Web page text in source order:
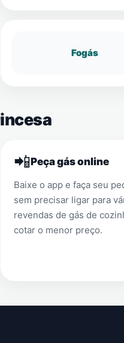
Fogás
📲Peça gás online
Baixe o app e faça seu
sem precisar ligar para
revendas de gás de
cotar o menor preço.